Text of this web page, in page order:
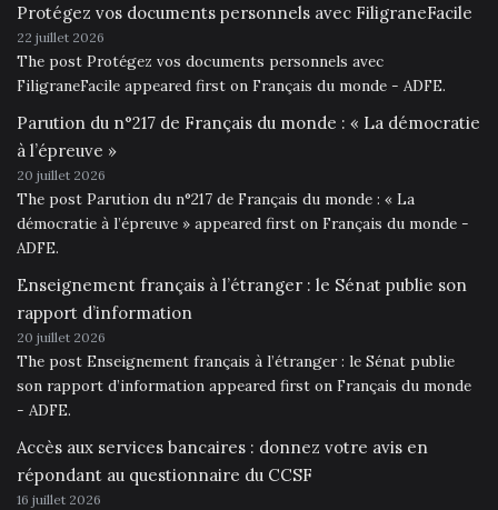
Protégez vos documents personnels avec FiligraneFacile
22 juillet 2026
The post Protégez vos documents personnels avec
FiligraneFacile appeared first on Français du monde - ADFE.
Parution du n°217 de Français du monde : « La démocratie
à l’épreuve »
20 juillet 2026
The post Parution du n°217 de Français du monde : « La
démocratie à l’épreuve » appeared first on Français du monde -
ADFE.
Enseignement français à l’étranger : le Sénat publie son
rapport d’information
20 juillet 2026
The post Enseignement français à l’étranger : le Sénat publie
son rapport d’information appeared first on Français du monde
- ADFE.
Accès aux services bancaires : donnez votre avis en
répondant au questionnaire du CCSF
16 juillet 2026